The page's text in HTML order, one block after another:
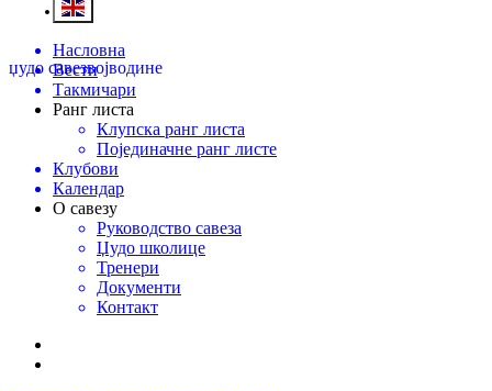
џудо савезвојводине
Насловна
Вести
Такмичари
Ранг листа
Клупска ранг листа
Појединачне ранг листе
Клубови
Календар
О савезу
Руководство савеза
Џудо школице
Тренери
Документи
Контакт